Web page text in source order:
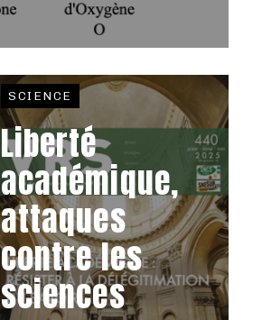
SCIENCE
Liberté
académique,
attaques
contre les
sciences